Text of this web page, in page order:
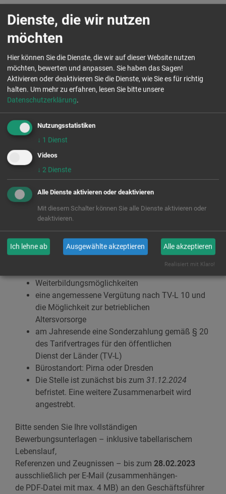
angewandte Kenntnisse in der Bewirtschaftung
öffentlicher Mittel
praktische Erfahrungen im Veranstaltungs- und
Projektmanagement
soziale Kompetenz, Empathiefähigkeit,
Kommunikations- und Moderationsgeschick
Zuverlässigkeit, Teamfähigkeit, hohe
Belastbarkeit, Verantwortungsbewusstsein und
Selbständigkeit
Flexibilität in der Gestaltung der Arbeitszeiten ist
erforderlich
Die Aktion Zivilcourage e.V. bietet
Ihnen
moderner Führung und vielen Möglichkeiten, sich
einzubringen
ein flexibles Arbeitszeitmodell und eine gute
Balance zwischen Arbeit und
Weiterbildungsmöglichkeiten
eine angemessene Vergütung nach TV-L 10 und
die Möglichkeit zur betrieblichen
Altersvorsorge
am Jahresende eine Sonderzahlung gemäß § 20
des Tarifvertrages für den öffentlichen
Dienst der Länder (TV-L)
Bürostandort: Pirna oder Dresden
Die Stelle ist zunächst bis zum 31.12.2024
befristet. Eine weitere Zusammenarbeit wird
angestrebt.
Bitte senden Sie Ihre vollständigen
Bewerbungsunterlagen – inklusive tabellarischem
Lebenslauf,
Referenzen und Zeugnissen – bis zum 28.02.2023
ausschließlich per E-Mail (zusammenhängen-
de PDF-Datei mit max. 4 MB) an den Geschäftsführer
Dienste, die wir nutzen
möchten
Hier können Sie die Dienste, die wir auf dieser Website nutzen
möchten, bewerten und anpassen. Sie haben das Sagen!
Aktivieren oder deaktivieren Sie die Dienste, wie Sie es für richtig
halten. Um mehr zu erfahren, lesen Sie bitte unsere
Datenschutzerklärung.
Nutzungsstatistiken
↓ 1 Dienst
Videos
↓ 2 Dienste
Alle Dienste aktivieren oder deaktivieren
Mit diesem Schalter können Sie alle Dienste aktivieren oder
deaktivieren.
Ich lehne ab Ausgewählte akzeptieren Alle akzeptieren
Realisiert mit Klaro!